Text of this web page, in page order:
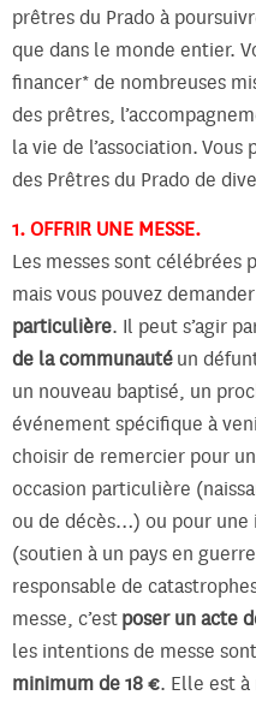
prêtres du Prado à
que dans le monde entier.
financer* de nombreuses
des prêtres,
la vie de l’association. Vous
des Prêtres du Prado de
1. OFFRIR UNE MESSE.
Les messes sont célébrées
mais vous pouvez
particulière. Il peut s’agir
de la communautéun
un nouveau baptisé, un
événement spécifique à
choisir de remercier pour
occasion particulière
ou de décès…) ou pour
(soutien à un pays en
responsable de
messe, c’estposer un acte
les intentions de messe
minimum de 18 €. Elle est